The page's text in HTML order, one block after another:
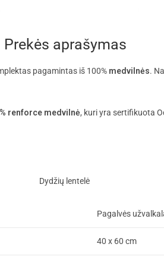
Prekės aprašymas
pagamintas iš 100% medvilnės.
renforce medvilnė, kuri yra sertifikuota
Dydžių lentelė
Pagalvės
40 x 60 cm